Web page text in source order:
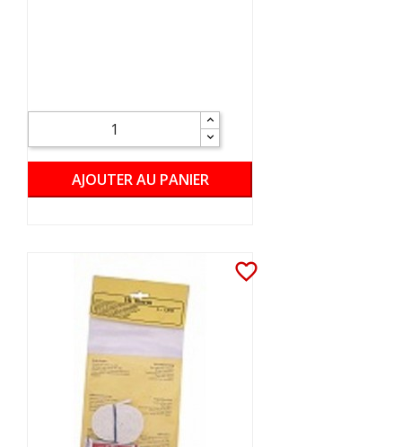
AJOUTER AU PANIER
favorite_border